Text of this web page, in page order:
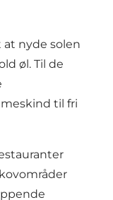
at nyde solen
øl. Til de
til fri